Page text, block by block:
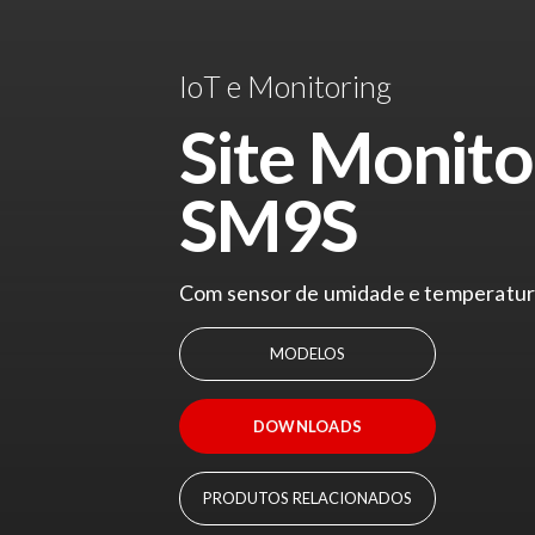
IoT e Monitoring
Site
SM9S
Com sensor de umidade e
MODELOS
DOWNLOADS
PRODUTOS RELACIONADOS